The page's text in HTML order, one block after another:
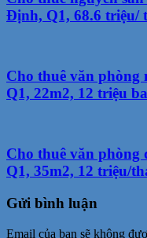
Định, Q1, 68.6 triệu/
Cho thuê văn
Q1, 22m2, 12 triệu
Cho thuê văn
Q1, 35m2, 12 triệu/
Gửi bình luận
Email của bạn sẽ không